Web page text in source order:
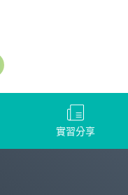
實習分享